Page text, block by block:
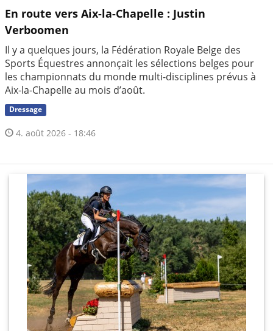
En route vers Aix-la-Chapelle : Justin
Verboomen
Il y a quelques jours, la Fédération Royale Belge des
Sports Équestres annonçait les sélections belges pour
les championnats du monde multi-disciplines prévus à
Aix-la-Chapelle au mois d’août.
Dressage
4. août 2026 - 18:46